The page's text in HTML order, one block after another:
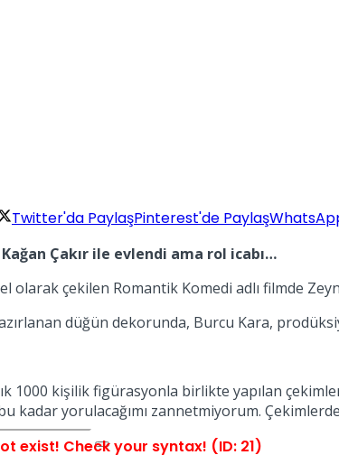
Twitter'da PaylaşPinterest'de Paylaş
Çakır ile evlendi ama rol icabı…
olarak çekilen Romantik Komedi adlı filmde
düğün dekorunda, Burcu Kara,
1000 kişilik figürasyonla birlikte yapılan
kadar yorulacağımı zannetmiyorum.
exist! Check your syntax! (ID: 21)